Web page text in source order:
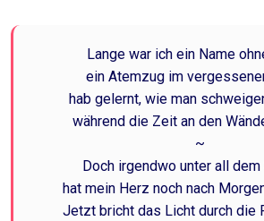
Lange war ich ein Name
ein Atemzug im
hab gelernt, wie man
während die Zeit an den
~
Doch irgendwo unter all dem
hat mein Herz noch nach
Jetzt bricht das Licht durch die